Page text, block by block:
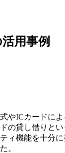
用事例
やICカードに
の貸し借りと
ィ機能を十分
。